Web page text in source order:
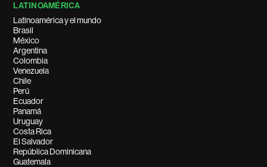
LATINOAMÉRICA
Latinoamérica y el mundo
Brasil
México
Argentina
Colombia
Venezuela
Chile
Perú
Ecuador
Panamá
Uruguay
Costa Rica
El Salvador
República Dominicana
Guatemala